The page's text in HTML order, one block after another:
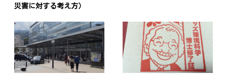
災害に対する考え方）